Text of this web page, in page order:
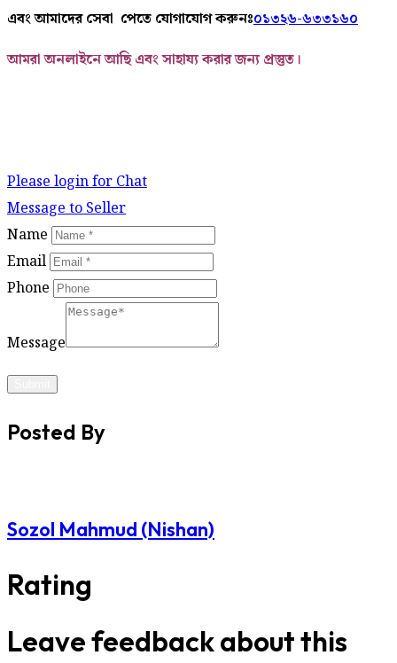
এবং আমাদের সেবা পেতে যোগাযোগ করুনঃ০১৩২৬-৬৩৩১৬০
আমরা অনলাইনে আছি এবং সাহায্য করার জন্য প্রস্তুত।
Please login for Chat
Message to Seller
Name
Email
Phone
Message
Posted By
Sozol Mahmud (Nishan)
Rating
Leave feedback about this